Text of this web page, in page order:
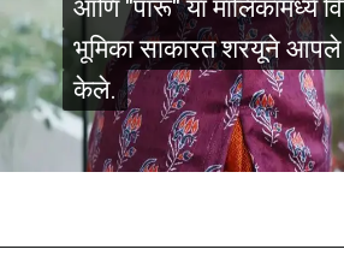
आणि "पारू" या मालिकांमध्ये
भूमिका साकारत शरयूने आपले
केले.
आणि "पारू" या मालिकांमध्ये
भूमिका साकारत शरयूने आपले
केले.